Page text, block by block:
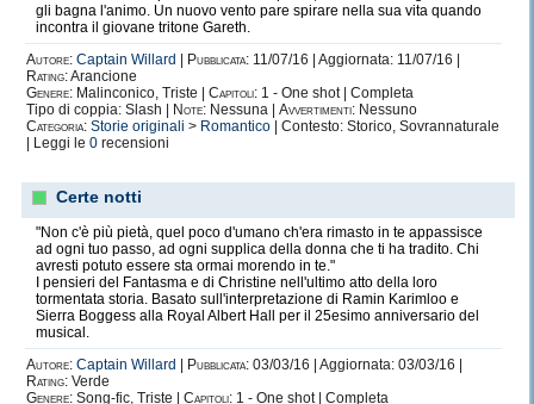
gli bagna l'animo. Un nuovo vento pare spirare nella sua vita quando
incontra il giovane tritone Gareth.
Autore: Captain Willard Pubblicata: 11/07/16 | Aggiornata: 11/07/16 |
Rating:Arancione
Genere: Malinconico, Triste | Capitoli: 1 - One shot | Completa
Tipo di coppia: Slash |
Note: Nessuna | Avvertimenti: Nessuno
Categoria: Storie originali > Romantico | Contesto: Storico, Sovrannaturale
| Leggi le 0 recensioni
Certe notti
"Non c'è più pietà, quel poco d'umano ch'era rimasto in te appassisce
ad ogni tuo passo, ad ogni supplica della donna che ti ha tradito. Chi
avresti potuto essere sta ormai morendo in te."
I pensieri del Fantasma e di Christine nell'ultimo atto della loro
tormentata storia. Basato sull'interpretazione di Ramin Karimloo e
Sierra Boggess alla Royal Albert Hall per il 25esimo anniversario del
musical.
Autore: Captain Willard Pubblicata: 03/03/16 | Aggiornata: 03/03/16 |
Rating: Verde
Genere: Song-fic, Triste | Capitoli: 1 - One shot | Completa